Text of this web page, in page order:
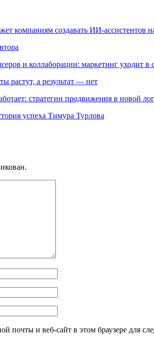
компаниям создавать ИИ-ассистентов
и коллаборации: маркетинг уходит в
растут, а результат — нет
стратегии продвижения в новой
успеха Тимура Турлова
почты и веб-сайт в этом браузере для